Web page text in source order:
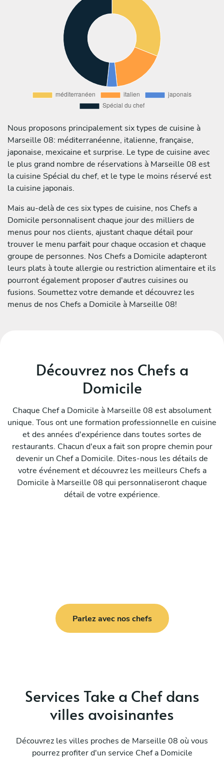
Nous proposons principalement six types de cuisine à
Marseille 08: méditerranéenne, italienne, française,
japonaise, mexicaine et surprise. Le type de cuisine avec
le plus grand nombre de réservations à Marseille 08 est
la cuisine Spécial du chef, et le type le moins réservé est
la cuisine japonais.
Mais au-delà de ces six types de cuisine, nos Chefs a
Domicile personnalisent chaque jour des milliers de
menus pour nos clients, ajustant chaque détail pour
trouver le menu parfait pour chaque occasion et chaque
groupe de personnes. Nos Chefs a Domicile adapteront
leurs plats à toute allergie ou restriction alimentaire et ils
pourront également proposer d'autres cuisines ou
fusions. Soumettez votre demande et découvrez les
menus de nos Chefs a Domicile à Marseille 08!
Découvrez nos Chefs a
Domicile
Chaque Chef a Domicile à Marseille 08 est absolument
unique. Tous ont une formation professionnelle en cuisine
et des années d'expérience dans toutes sortes de
restaurants. Chacun d'eux a fait son propre chemin pour
devenir un Chef a Domicile. Dites-nous les détails de
votre événement et découvrez les meilleurs Chefs a
Domicile à Marseille 08 qui personnaliseront chaque
détail de votre expérience.
Parlez avec nos chefs
Services Take a Chef dans
villes avoisinantes
Découvrez les villes proches de Marseille 08 où vous
pourrez profiter d'un service Chef a Domicile